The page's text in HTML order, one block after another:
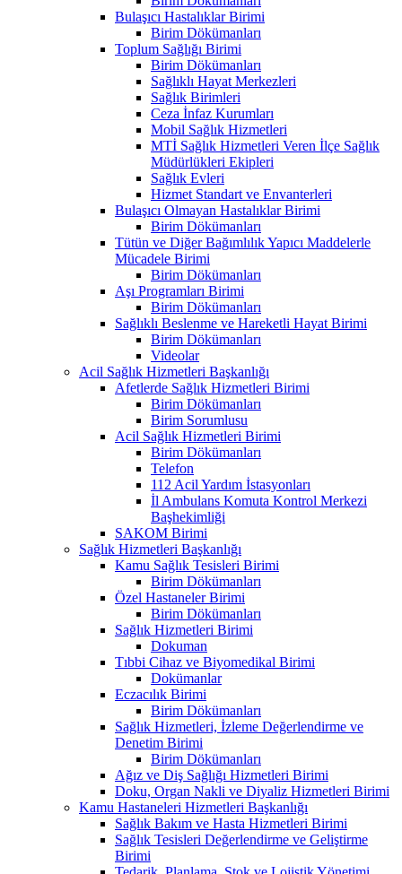
Bulaşıcı Hastalıklar Birimi
Birim Dökümanları
Toplum Sağlığı Birimi
Birim Dökümanları
Sağlıklı Hayat Merkezleri
Sağlık Birimleri
Ceza İnfaz Kurumları
Mobil Sağlık Hizmetleri
MTİ Sağlık Hizmetleri Veren İlçe Sağlık
Müdürlükleri Ekipleri
Sağlık Evleri
Hizmet Standart ve Envanterleri
Bulaşıcı Olmayan Hastalıklar Birimi
Birim Dökümanları
Tütün ve Diğer Bağımlılık Yapıcı Maddelerle
Mücadele Birimi
Birim Dökümanları
Aşı Programları Birimi
Birim Dökümanları
Sağlıklı Beslenme ve Hareketli Hayat Birimi
Birim Dökümanları
Videolar
Acil Sağlık Hizmetleri Başkanlığı
Afetlerde Sağlık Hizmetleri Birimi
Birim Dökümanları
Birim Sorumlusu
Acil Sağlık Hizmetleri Birimi
Birim Dökümanları
Telefon
112 Acil Yardım İstasyonları
İl Ambulans Komuta Kontrol Merkezi
Başhekimliği
SAKOM Birimi
Sağlık Hizmetleri Başkanlığı
Kamu Sağlık Tesisleri Birimi
Birim Dökümanları
Özel Hastaneler Birimi
Birim Dökümanları
Sağlık Hizmetleri Birimi
Dokuman
Tıbbi Cihaz ve Biyomedikal Birimi
Dokümanlar
Eczacılık Birimi
Birim Dökümanları
Sağlık Hizmetleri, İzleme Değerlendirme ve
Denetim Birimi
Birim Dökümanları
Ağız ve Diş Sağlığı Hizmetleri Birimi
Doku, Organ Nakli ve Diyaliz Hizmetleri Birimi
Kamu Hastaneleri Hizmetleri Başkanlığı
Sağlık Bakım ve Hasta Hizmetleri Birimi
Sağlık Tesisleri Değerlendirme ve Geliştirme
Birimi